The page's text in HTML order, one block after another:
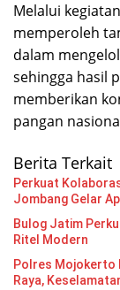
Melalui
memperoleh
dalam
sehingga hasil
memberikan
pangan
Berita Terkait
Perkuat
Jombang Gelar
Bulog Jatim
Ritel Modern
Polres Mojokerto
Raya,